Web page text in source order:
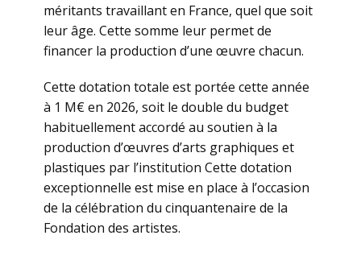
méritants travaillant en France, quel que soit
leur âge. Cette somme leur permet de
financer la production d’une œuvre chacun.
Cette dotation totale est portée cette année
à 1 M€ en 2026, soit le double du budget
habituellement accordé au soutien à la
production d’œuvres d’arts graphiques et
plastiques par l’institution Cette dotation
exceptionnelle est mise en place à l’occasion
de la célébration du cinquantenaire de la
Fondation des artistes.